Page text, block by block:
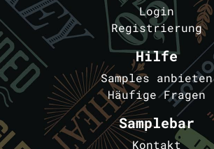
Login
Registrierung
Hilfe
Samples anbieten
Häufige Fragen
Samplebar
Kontakt